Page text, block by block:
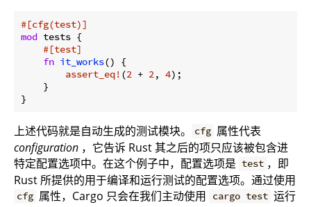
#[cfg(test)]
mod tests {
#[test]
fn it_works() {
assert_eq! (2 + 2, 4);
    }
上述代码就是自动生成的测试模块。 cfg 属性代表
configuration ，它告诉 Rust 其之后的项只应该被包含进
特定配置选项中。在这个例子中，配置选项是 test ，即
Rust 所提供的用于编译和运行测试的配置选项。通过使用
cfg 属性，Cargo 只会在我们主动使用 cargo test 运行